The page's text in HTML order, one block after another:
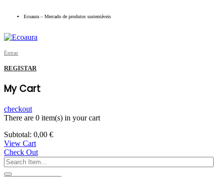
Ecoaura – Mercado de produtos sustentáveis
Entrar
REGISTAR
My Cart
checkout
There are 0 item(s) in your cart
Subtotal: 0,00 €
View Cart
Check Out